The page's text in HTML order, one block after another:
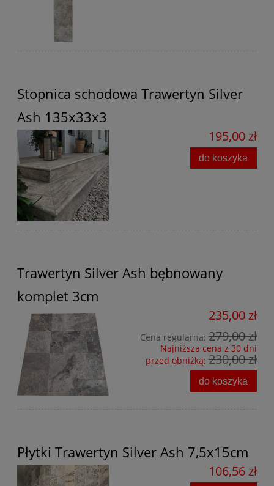
Stopnica schodowa Trawertyn Silver
Ash 135x33x3
195,00 zł
do koszyka
Trawertyn Silver Ash bębnowany
komplet 3cm
235,00 zł
Cena regularna: 279,00 zł
Najniższa cena z 30 dni
przed obniżką: 230,00 zł
do koszyka
Płytki Trawertyn Silver Ash 7,5x15cm
106,56 zł